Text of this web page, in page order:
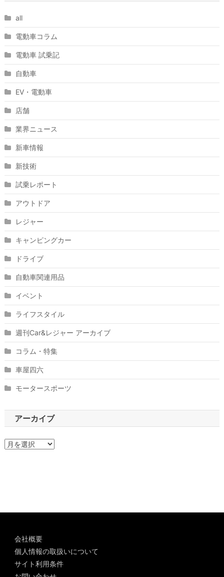
all
電動車コラム
電動車 試乗記
自動車
EV・電動車
店舗
業界ニュース
新車情報
新技術
試乗レポート
アウトドア
レジャー
キャンピングカー
ドライブ
自動車関連用品
イベント
ライフスタイル
週刊Car&レジャー アーカイブ
コラム・特集
車屋四六
モータースポーツ
アーカイブ
ア
会社概要
個人情報の取扱いについて
サイト利用条件